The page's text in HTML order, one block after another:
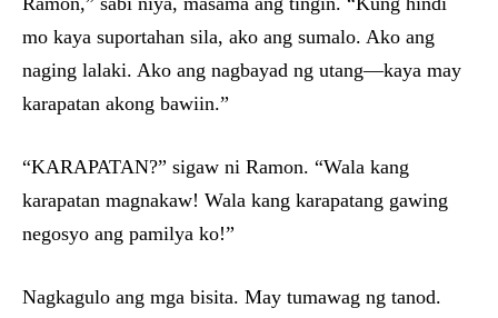
mo kaya suportahan sila, ako ang sumalo. Ako ang
naging lalaki. Ako ang nagbayad ng utang—kaya may
karapatan akong bawiin.”
“KARAPATAN?” sigaw ni Ramon. “Wala kang
karapatan magnakaw! Wala kang karapatang gawing
negosyo ang pamilya ko!”
Nagkagulo ang mga bisita. May tumawag ng tanod.